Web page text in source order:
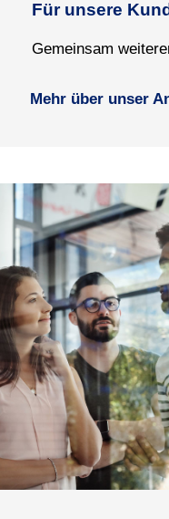
Für unsere
Gemeinsam
Mehr über unser